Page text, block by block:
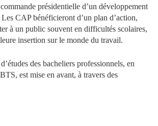
présidentielle d’un développement
Les CAP bénéficieront d’un plan d’action,
à un public souvent en difficultés scolaires,
insertion sur le monde du travail.
des bacheliers professionnels, en
est mise en avant, à travers des